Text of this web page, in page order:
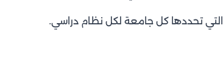
التي تحددها كل جامعة لكل نظام دراسي.